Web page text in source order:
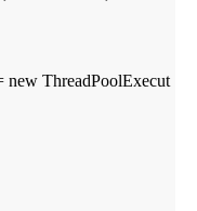
ThreadPoolExecut